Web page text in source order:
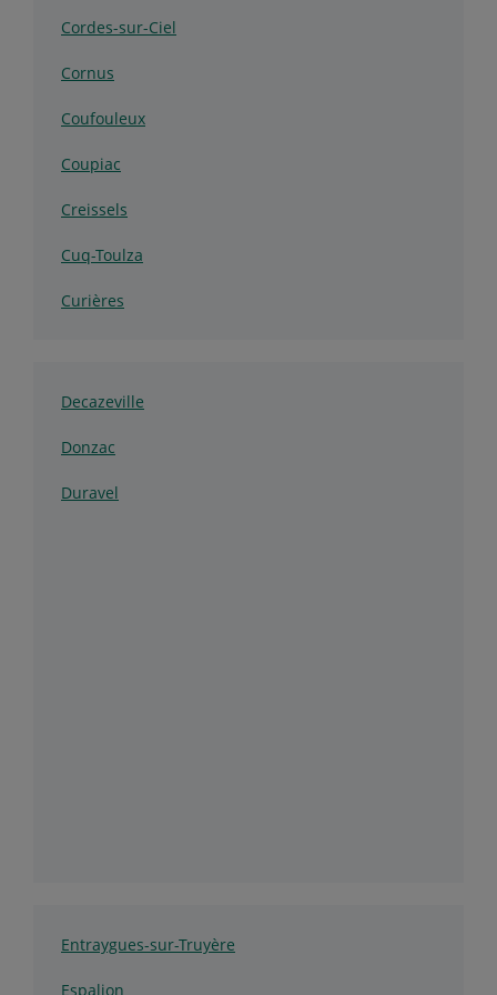
Cordes-sur-Ciel
Cornus
Coufouleux
Coupiac
Creissels
Cuq-Toulza
Curières
Decazeville
Donzac
Duravel
Entraygues-sur-Truyère
Espalion